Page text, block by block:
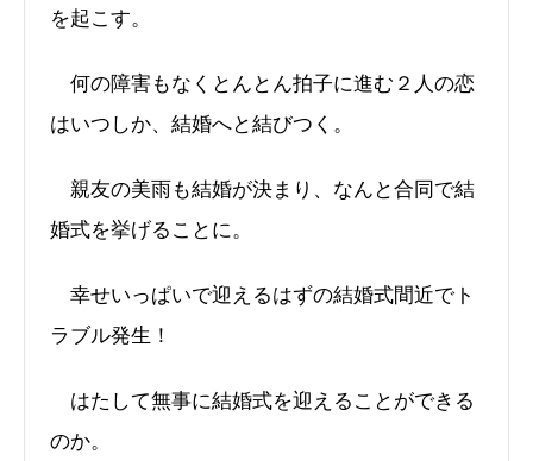
を起こす。
何の障害もなくとんとん拍子に進む２人の恋
はいつしか、結婚へと結びつく。
親友の美雨も結婚が決まり、なんと合同で結
婚式を挙げることに。
幸せいっぱいで迎えるはずの結婚式間近でト
ラブル発生！
はたして無事に結婚式を迎えることができる
のか。